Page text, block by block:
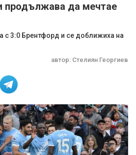
продължава да мечтае
с 3:0 Брентфорд и се доближиха на
автор: Стелиян Георгиев